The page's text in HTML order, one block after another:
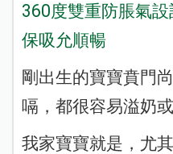
360度雙重防脹氣
保吸允順暢
剛出生的寶寶賁門
嗝，都很容易溢奶
我家寶寶就是，尤